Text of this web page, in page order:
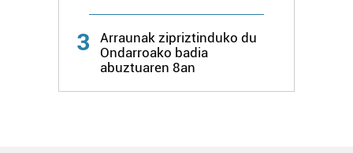
3
Arraunak zipriztinduko du
Ondarroako badia
abuztuaren 8an